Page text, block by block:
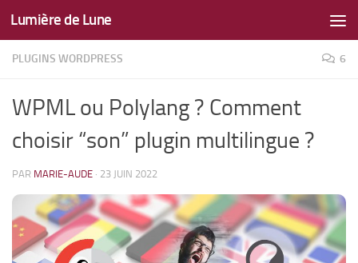
Skip to content
Lumière de Lune
PLUGINS WORDPRESS 6
WPML ou Polylang ? Comment
choisir “son” plugin multilingue ?
PAR MARIE-AUDE · 23 JUIN 2022